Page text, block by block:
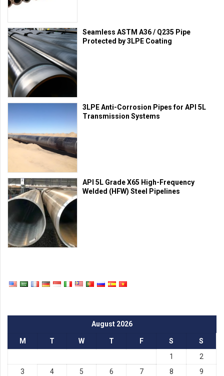
Seamless ASTM A36 / Q235 Pipe
Protected by 3LPE Coating
3LPE Anti-Corrosion Pipes for API 5L
Transmission Systems
API 5L Grade X65 High-Frequency
Welded (HFW) Steel Pipelines
August 2026
M T W T F S
S
1
2
3
4 5 6 7 8
9